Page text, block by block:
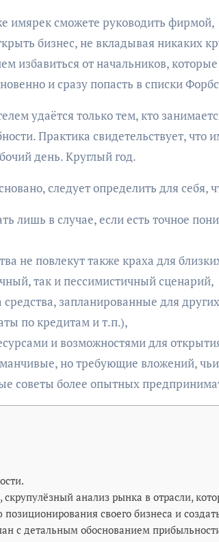
имярек сможете руководить фирмой,
бизнес, не вкладывая никаких
избавиться от начальников,
и сразу попасть в списки
удаётся только тем, кто
Практика свидетельствует, что
день. Круглый год.
следует определить для себя,
лишь в случае, если есть точное
не повлекут также краха для
так и пессимистичный сценарий,
запланированные для
по кредитам и т.п.),
и возможностями для
но требующие вложений,
советы более опытных
анализ рынка в отрасли,
позиционирования своего бизнеса и
с детальным обоснованием